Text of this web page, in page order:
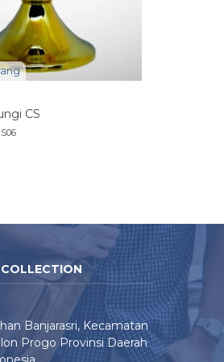
CS
Banjarasri, Kecamatan
Progo Provinsi Daerah